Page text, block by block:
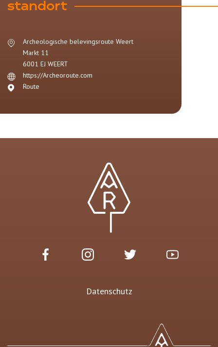
standort
Archeologische belevingsroute Weert
Markt 11
6001 EJ WEERT
https://Archeoroute.com
Route
Datenschutz